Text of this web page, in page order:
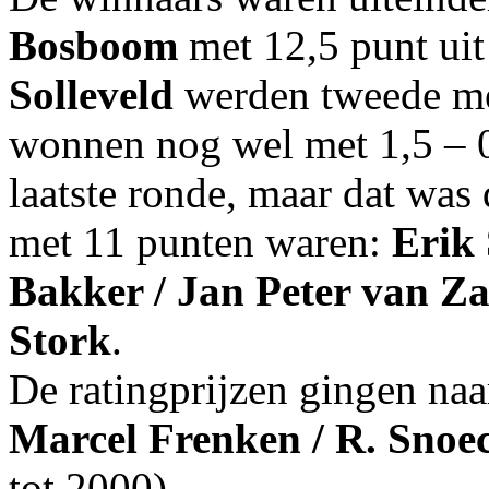
Bosboom met 12,5 punt
Solleveld werden tweede
wonnen nog wel met 1,5 –
laatste ronde, maar dat
met 11 punten waren: Erik
Bakker / Jan Peter van
Stork.
De ratingprijzen gingen
Marcel Frenken / R.